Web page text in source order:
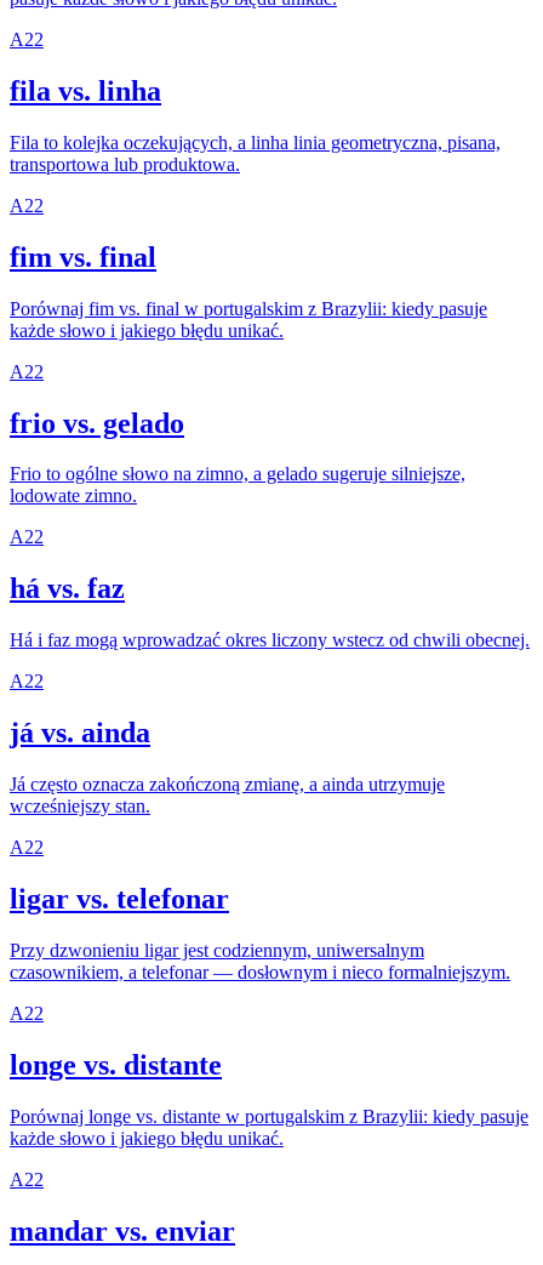
A22
fila vs. linha
Fila to kolejka oczekujących, a linha linia geometryczna, pisana,
transportowa lub produktowa.
A22
fim vs. final
Porównaj fim vs. final w portugalskim z Brazylii: kiedy pasuje
każde słowo i jakiego błędu unikać.
A22
frio vs. gelado
Frio to ogólne słowo na zimno, a gelado sugeruje silniejsze,
lodowate zimno.
A22
há vs. faz
Há i faz mogą wprowadzać okres liczony wstecz od chwili obecnej.
A22
já vs. ainda
Já często oznacza zakończoną zmianę, a ainda utrzymuje
wcześniejszy stan.
A22
ligar vs. telefonar
Przy dzwonieniu ligar jest codziennym, uniwersalnym
czasownikiem, a telefonar — dosłownym i nieco formalniejszym.
A22
longe vs. distante
Porównaj longe vs. distante w portugalskim z Brazylii: kiedy pasuje
każde słowo i jakiego błędu unikać.
A22
mandar vs. enviar